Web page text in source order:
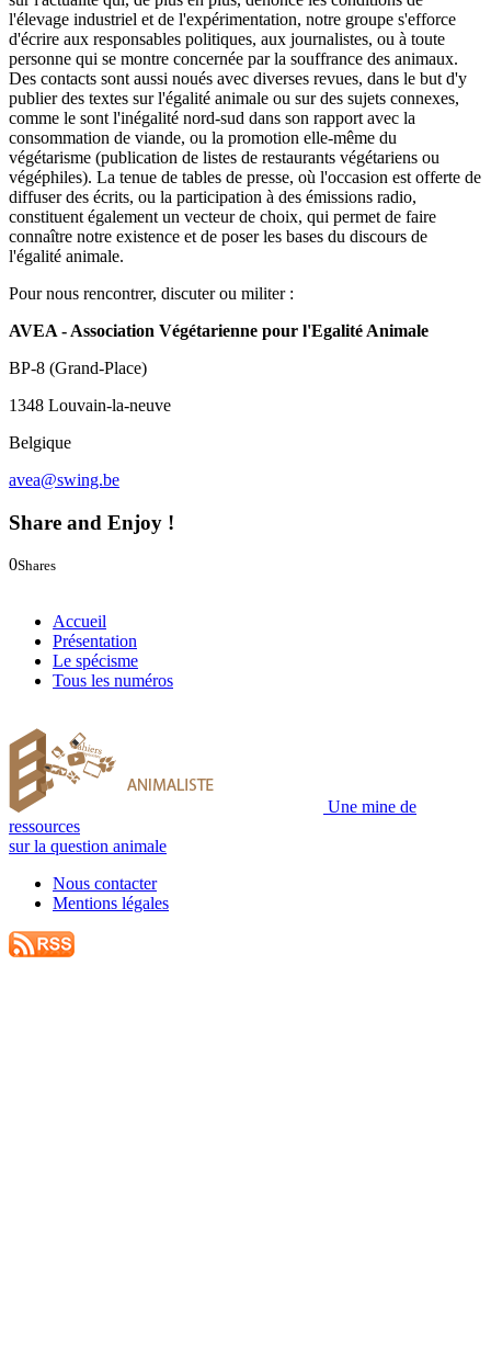
l'élevage industriel et de l'expérimentation, notre groupe s'efforce
d'écrire aux responsables politiques, aux journalistes, ou à toute
personne qui se montre concernée par la souffrance des animaux.
Des contacts sont aussi noués avec diverses revues, dans le but d'y
publier des textes sur l'égalité animale ou sur des sujets connexes,
comme le sont l'inégalité nord-sud dans son rapport avec la
consommation de viande, ou la promotion elle-même du
végétarisme (publication de listes de restaurants végétariens ou
végéphiles). La tenue de tables de presse, où l'occasion est offerte de
diffuser des écrits, ou la participation à des émissions radio,
constituent également un vecteur de choix, qui permet de faire
connaître notre existence et de poser les bases du discours de
l'égalité animale.
Pour nous rencontrer, discuter ou militer :
AVEA - Association Végétarienne pour l'Egalité Animale
BP-8 (Grand-Place)
1348 Louvain-la-neuve
Belgique
avea@swing.be
Share and Enjoy !
0Shares
Accueil
Présentation
Le spécisme
Tous les numéros
Une mine de
ressources
sur la question animale
Nous contacter
Mentions légales